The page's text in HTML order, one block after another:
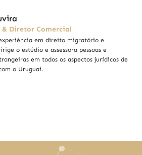
Diretor Comercial
em direito migratório e
o estúdio e assessora pessoas e
em todos os aspectos jurídicos de
o Uruguai.